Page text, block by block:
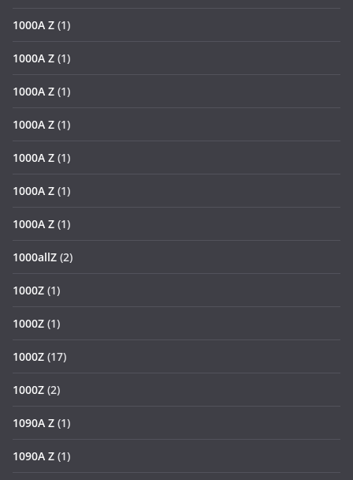
1000A Z (1)
1000A Z (1)
1000A Z (1)
1000A Z (1)
1000A Z (1)
1000A Z (1)
1000A Z (1)
1000allZ (2)
1000Z (1)
1000Z (1)
1000Z (17)
1000Z (2)
1090A Z (1)
1090A Z (1)